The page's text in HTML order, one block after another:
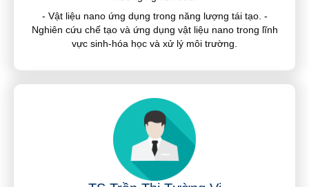
- Vật liệu nano ứng dụng trong năng lượng tái tạo. -
Nghiên cứu chế tạo và ứng dụng vật liệu nano trong lĩnh
vực sinh-hóa học và xử lý môi trường.